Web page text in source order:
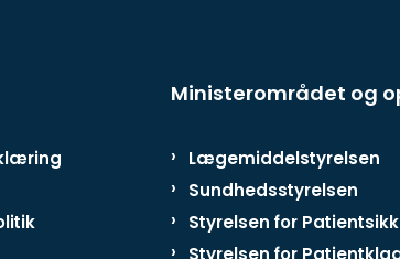
Ministerområdet og
Lægemiddelstyrelsen
Sundhedsstyrelsen
Styrelsen for